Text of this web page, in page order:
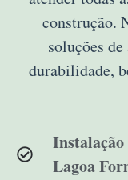
construção.
soluções
durabilidade,
Lagoa